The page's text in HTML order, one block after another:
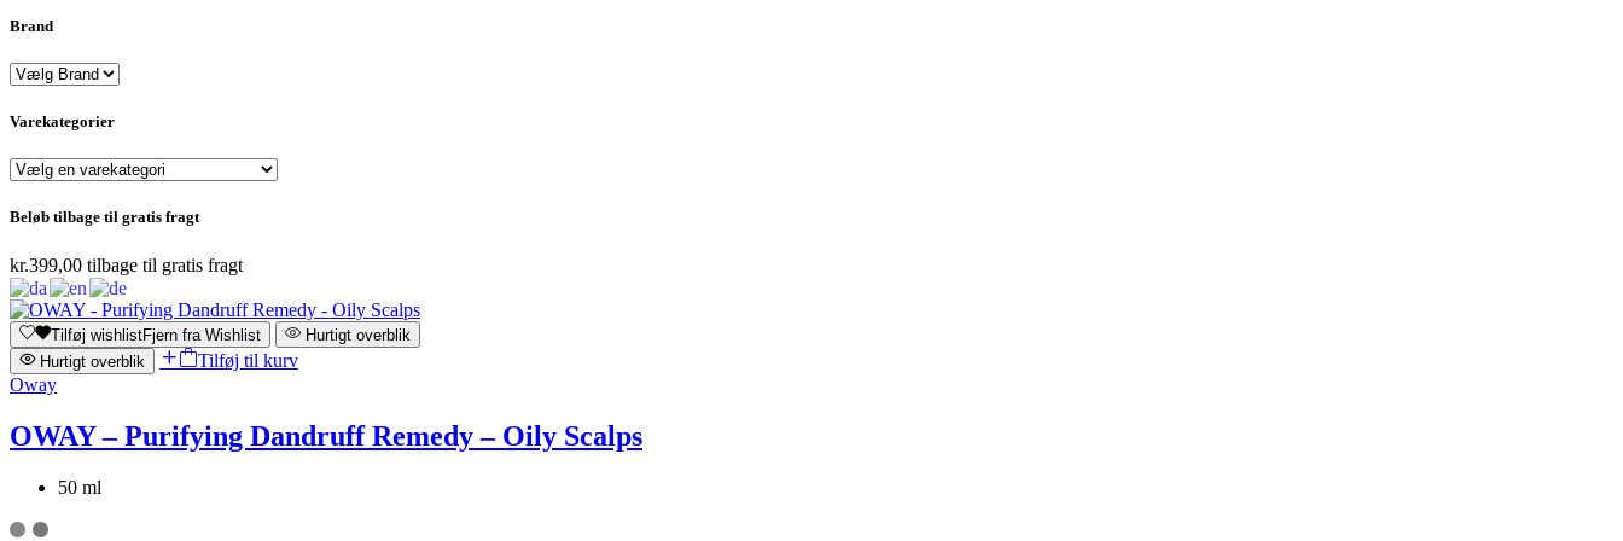
Brand
Varekategorier
Beløb tilbage til gratis fragt
kr.399,00 tilbage til gratis fragt
Tilføj wishlistFjern fra Wishlist
Hurtigt overblik
Hurtigt overblik
Tilføj til kurv
Oway
OWAY – Purifying Dandruff Remedy – Oily Scalps
50 ml